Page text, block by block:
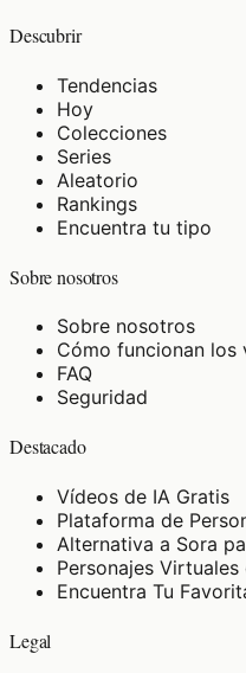
Descubrir
Tendencias
Hoy
Colecciones
Series
Aleatorio
Rankings
Encuentra tu tipo
Sobre nosotros
Sobre nosotros
Cómo funcionan los
FAQ
Seguridad
Destacado
Vídeos de IA Gratis
Plataforma de
Alternativa a Sora
Personajes
Encuentra Tu
Legal